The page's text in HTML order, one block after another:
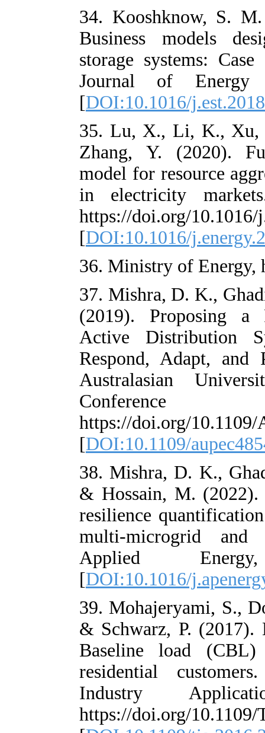
34.
Business
storage
Journal of
[DOI:10.1016/
35. Lu, X., Li,
Zhang, Y.
model for
in electricity
https://doi.org/
[DOI:10.1016/
36. Ministry of
37. Mishra, D.
(2019).
Active
Respond,
Australasian
https://doi.org/
[DOI:10.1109/
38. Mishra,
& Hossain,
resilience
multi-
Applied
[DOI:10.1016/
39.
& Schwarz, P.
Baseline
residential
Industry
https://doi.org/